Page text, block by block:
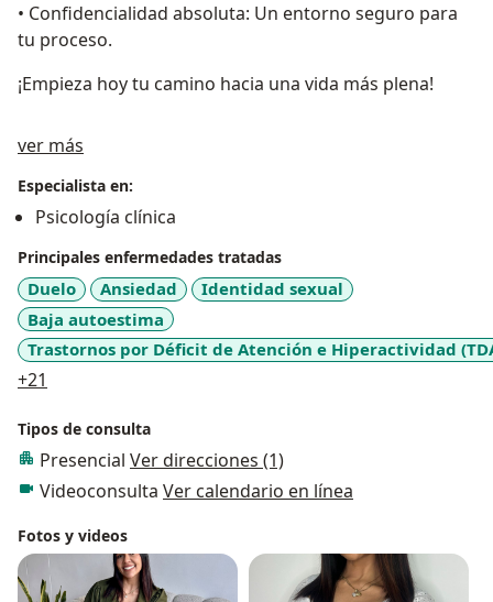
• Confidencialidad absoluta: Un entorno seguro para
tu proceso.
¡Empieza hoy tu camino hacia una vida más plena!
ver más
Especialista en:
Psicología clínica
Principales enfermedades tratadas
Duelo Ansiedad
Identidad sexual
Baja autoestima
Trastornos por Déficit de Atención e Hiperactividad
+21
Tipos de consulta
Presencial Ver direcciones (1)
Videoconsulta Ver calendario en línea
Fotos y videos